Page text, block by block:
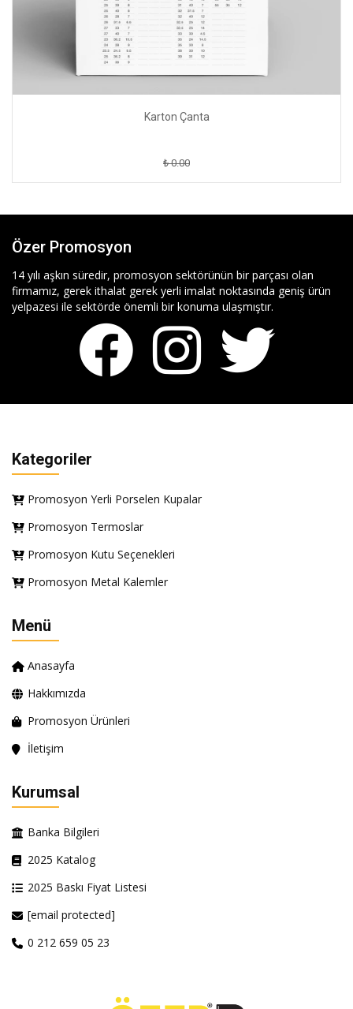
Karton Çanta
₺ 0.00
Özer Promosyon
14 yılı aşkın süredir, promosyon sektörünün bir parçası olan
firmamız, gerek ithalat gerek yerli imalat noktasında geniş ürün
yelpazesi ile sektörde önemli bir konuma ulaşmıştır.
Kategoriler
Promosyon Yerli Porselen Kupalar
Promosyon Termoslar
Promosyon Kutu Seçenekleri
Promosyon Metal Kalemler
Menü
Anasayfa
Hakkımızda
Promosyon Ürünleri
İletişim
Kurumsal
Banka Bilgileri
2025 Katalog
2025 Baskı Fiyat Listesi
[email protected]
0 212 659 05 23